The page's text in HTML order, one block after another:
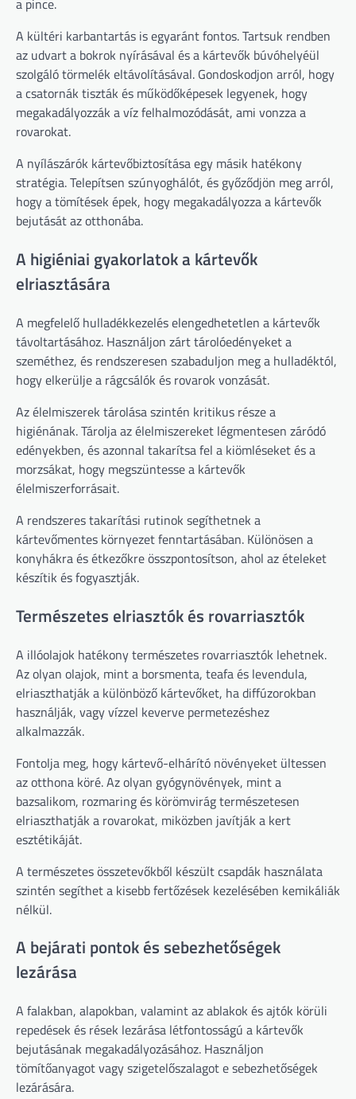
a pince.
A kültéri karbantartás is egyaránt fontos. Tartsuk rendben
az udvart a bokrok nyírásával és a kártevők búvóhelyéül
szolgáló törmelék eltávolításával. Gondoskodjon arról, hogy
a csatornák tiszták és működőképesek legyenek, hogy
megakadályozzák a víz felhalmozódását, ami vonzza a
rovarokat.
A nyílászárók kártevőbiztosítása egy másik hatékony
stratégia. Telepítsen szúnyoghálót, és győződjön meg arról,
hogy a tömítések épek, hogy megakadályozza a kártevők
bejutását az otthonába.
A higiéniai gyakorlatok a kártevők
elriasztására
A megfelelő hulladékkezelés elengedhetetlen a kártevők
távoltartásához. Használjon zárt tárolóedényeket a
szeméthez, és rendszeresen szabaduljon meg a hulladéktól,
hogy elkerülje a rágcsálók és rovarok vonzását.
Az élelmiszerek tárolása szintén kritikus része a
higiénának. Tárolja az élelmiszereket légmentesen záródó
edényekben, és azonnal takarítsa fel a kiömléseket és a
morzsákat, hogy megszüntesse a kártevők
élelmiszerforrásait.
A rendszeres takarítási rutinok segíthetnek a
kártevőmentes környezet fenntartásában. Különösen a
konyhákra és étkezőkre összpontosítson, ahol az ételeket
készítik és fogyasztják.
Természetes elriasztók és rovarriasztók
A illóolajok hatékony természetes rovarriasztók lehetnek.
Az olyan olajok, mint a borsmenta, teafa és levendula,
elriaszthatják a különböző kártevőket, ha diffúzorokban
használják, vagy vízzel keverve permetezéshez
alkalmazzák.
Fontolja meg, hogy kártevő-elhárító növényeket ültessen
az otthona köré. Az olyan gyógynövények, mint a
bazsalikom, rozmaring és körömvirág természetesen
elriaszthatják a rovarokat, miközben javítják a kert
esztétikáját.
A természetes összetevőkből készült csapdák használata
szintén segíthet a kisebb fertőzések kezelésében kemikáliák
nélkül.
A bejárati pontok és sebezhetőségek
lezárása
A falakban, alapokban, valamint az ablakok és ajtók körüli
repedések és rések lezárása létfontosságú a kártevők
bejutásának megakadályozásához. Használjon
tömítőanyagot vagy szigetelőszalagot e sebezhetőségek
lezárására.